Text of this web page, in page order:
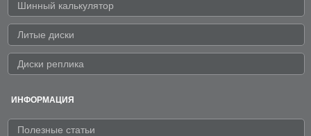
Шинный калькулятор
Литые диски
Диски реплика
ИНФОРМАЦИЯ
Полезные статьи